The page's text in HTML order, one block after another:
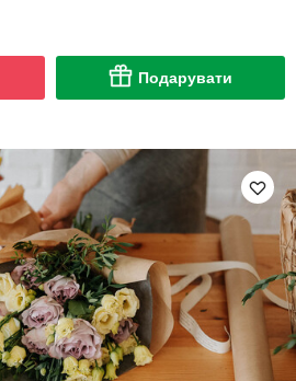
Подарувати